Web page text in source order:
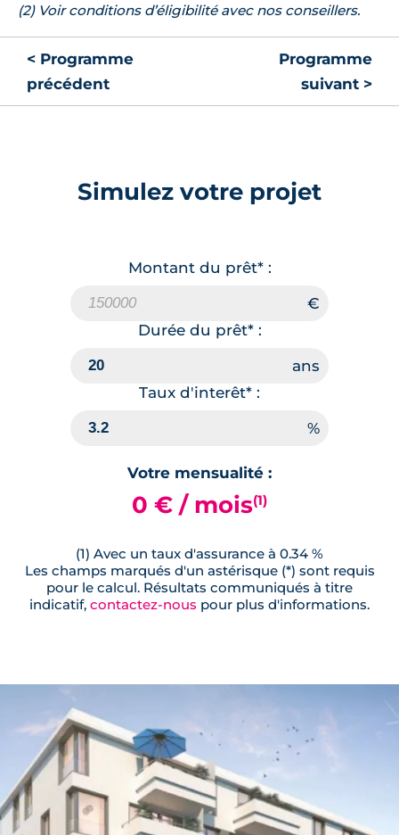
(2) Voir conditions d’éligibilité avec nos conseillers.
< Programme
précédent
Programme
suivant >
Simulez votre projet
Montant du prêt* :
Durée du prêt* :
Taux d'interêt* :
Votre mensualité :
0 € / mois(1)
(1) Avec un taux d'assurance à 0.34 %
Les champs marqués d'un astérisque (*) sont requis
pour le calcul. Résultats communiqués à titre
indicatif, contactez-nous pour plus d'informations.